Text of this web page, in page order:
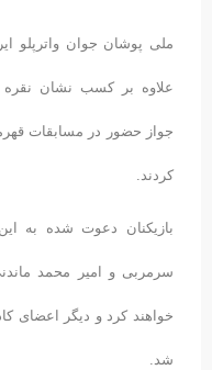
علاوه بر کسب نشان نقره
کردند.
بازیکنان دعوت شده به
سرمربی و امیر محمد
خواهند کرد و دیگر اعضای
شد.